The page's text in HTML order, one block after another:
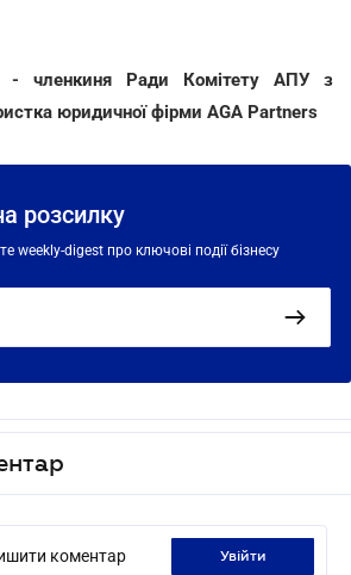
- членкиня Ради Комітету АПУ з
юридичної фірми AGA Partners
розсилку
weekly-digest про ключові події бізнесу
коментар увійти